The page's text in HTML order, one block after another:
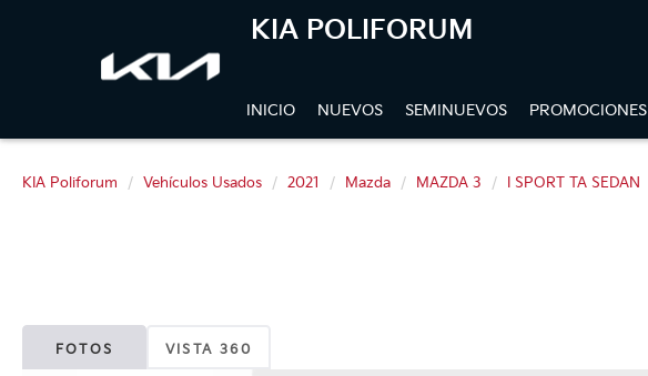
KIA POLIFORUM
INICIO NUEVOS SEMINUEVOS PROMOCIONES
KIA Poliforum Vehículos Usados 2021 Mazda MAZDA 3
I SPORT TA SEDAN
FOTOS VISTA 360